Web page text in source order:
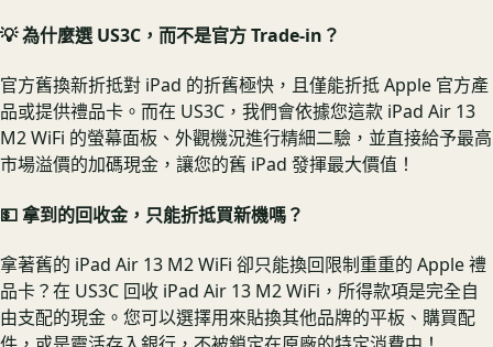
💡 為什麼選 US3C，而不是官方 Trade-in？
官方舊換新折抵對 iPad 的折舊極快，且僅能折抵 Apple 官方產
品或提供禮品卡。而在 US3C，我們會依據您這款 iPad Air 13
M2 WiFi 的螢幕面板、外觀機況進行精細二驗，並直接給予最高
市場溢價的加碼現金，讓您的舊 iPad 發揮最大價值！
💵 拿到的回收金，只能折抵買新機嗎？
拿著舊的 iPad Air 13 M2 WiFi 卻只能換回限制重重的 Apple 禮
品卡？在 US3C 回收 iPad Air 13 M2 WiFi，所得款項是完全自
由支配的現金。您可以選擇用來貼換其他品牌的平板、購買配